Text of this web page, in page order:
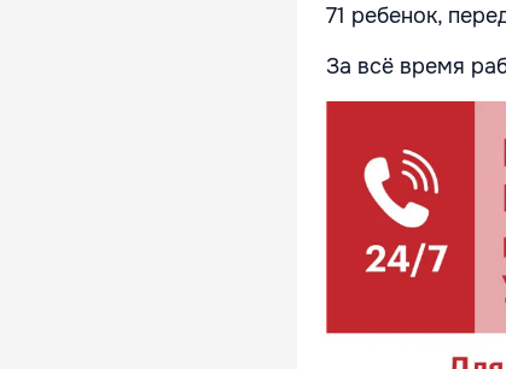
71 ребенок,
За всё время